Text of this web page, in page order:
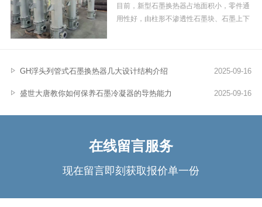
目前，新型石墨换热器占地面积小，零件通
用性好，由柱形不渗透性石墨块、石墨上下
2025-09-16
GH浮头列管式石墨换热器几大设计结构介绍
2025-09-16
盛世大唐教你如何保养石墨冷凝器的导热能力
在线留言服务
现在留言即刻获取报价单一份